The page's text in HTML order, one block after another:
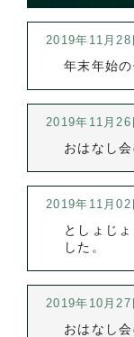
2019年11月28
年末年始
2019年11月26
おはなし
2019年11月02
としょじ
した。
2019年10月27
おはなし